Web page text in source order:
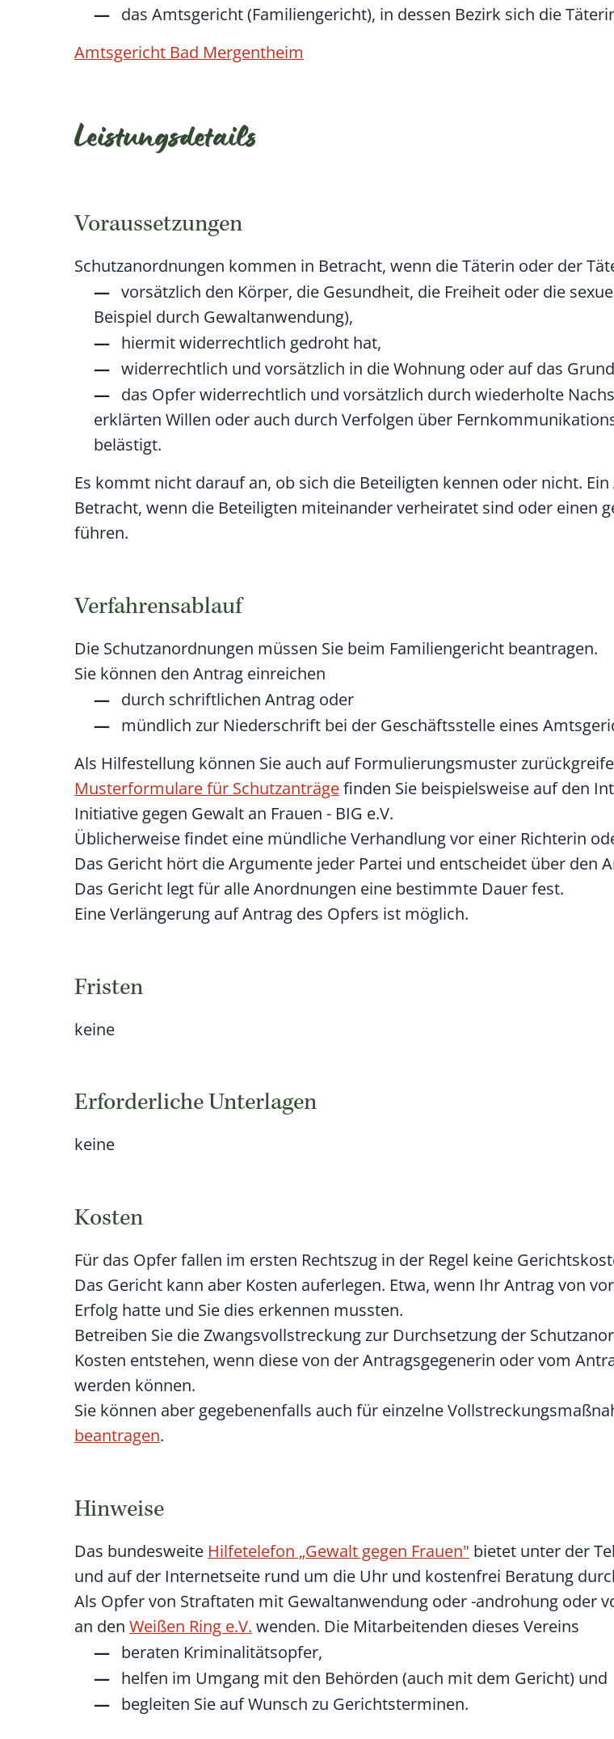
das Amtsgericht (Familiengericht), in dessen Bezirk sich die
Amtsgericht Bad Mergentheim
Leistungsdetails
Voraussetzungen
Schutzanordnungen kommen in Betracht, wenn die Täterin oder der
vorsätzlich den Körper, die Gesundheit, die Freiheit oder die
Beispiel durch Gewaltanwendung),
hiermit widerrechtlich gedroht hat,
widerrechtlich und vorsätzlich in die Wohnung oder auf das
das Opfer widerrechtlich und vorsätzlich durch wiederholte
erklärten Willen oder auch durch Verfolgen über
belästigt.
Es kommt nicht darauf an, ob sich die Beteiligten kennen oder nicht.
Betracht, wenn die Beteiligten miteinander verheiratet sind oder einen
führen.
Verfahrensablauf
Die Schutzanordnungen müssen Sie beim Familiengericht beantragen.
Sie können den Antrag einreichen
durch schriftlichen Antrag oder
mündlich zur Niederschrift bei der Geschäftsstelle eines
Als Hilfestellung können Sie auch auf Formulierungsmuster
Musterformulare für Schutzanträgefinden Sie beispielsweise auf den
Initiative gegen Gewalt an Frauen - BIG e.V.
Üblicherweise findet eine mündliche Verhandlung vor einer Richterin
Das Gericht hört die Argumente jeder Partei und entscheidet über den
Das Gericht legt für alle Anordnungen eine bestimmte Dauer fest.
Eine Verlängerung auf Antrag des Opfers ist möglich.
Fristen
keine
Erforderliche Unterlagen
keine
Kosten
Für das Opfer fallen im ersten Rechtszug in der Regel keine
Das Gericht kann aber Kosten auferlegen. Etwa, wenn Ihr Antrag von
Erfolg hatte und Sie dies erkennen mussten.
Betreiben Sie die Zwangsvollstreckung zur Durchsetzung der
Kosten entstehen, wenn diese von der Antragsgegenerin oder vom
werden können.
Sie können aber gegebenenfalls auch für einzelne
beantragen.
Hinweise
Das bundesweite Hilfetelefon „Gewalt gegen Frauen" bietet unter der
und auf der Internetseite rund um die Uhr und kostenfrei Beratung
Als Opfer von Straftaten mit Gewaltanwendung oder -androhung oder
an den Weißen Ring e.V. wenden. Die Mitarbeitenden dieses Vereins
beraten Kriminalitätsopfer,
helfen im Umgang mit den Behörden (auch mit dem Gericht) und
begleiten Sie auf Wunsch zu Gerichtsterminen.